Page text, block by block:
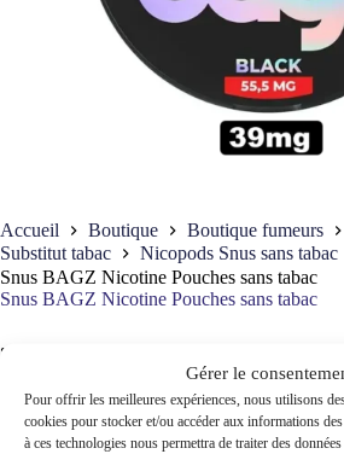
Gérer le
Pour offrir les meilleures expériences, nous utilisons
cookies pour stocker et/ou accéder aux informations
à ces technologies nous permettra de traiter des
Accueil Boutique
Boutique fumeurs
Substitut tabac
Nicopods Snus sans tabac
Snus BAGZ Nicotine Pouches sans tabac
Snus BAGZ Nicotine Pouches sans tabac
•
Sachets de Nicotine BAGZ
BAGZ est une marque reconnue de sachets
(nicotine pouches) sans tabac. Ces produits